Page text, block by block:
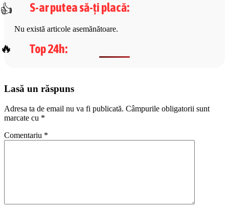
S-ar putea să-ți placă:
Nu există articole asemănătoare.
Top 24h:
Lasă un răspuns
Adresa ta de email nu va fi publicată. Câmpurile obligatorii sunt
marcate cu *
Comentariu *